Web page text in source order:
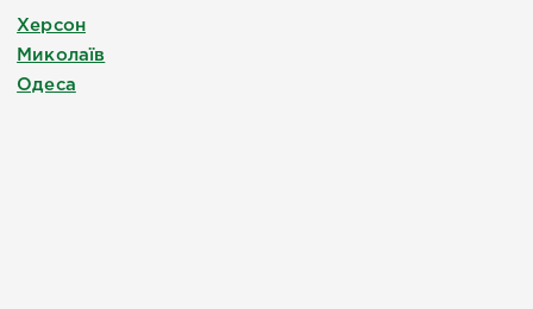
Херсон
Миколаїв
Одеса